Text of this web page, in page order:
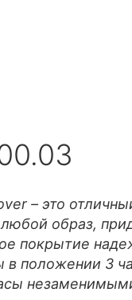
– это
образ,
покрытие
в положении 3